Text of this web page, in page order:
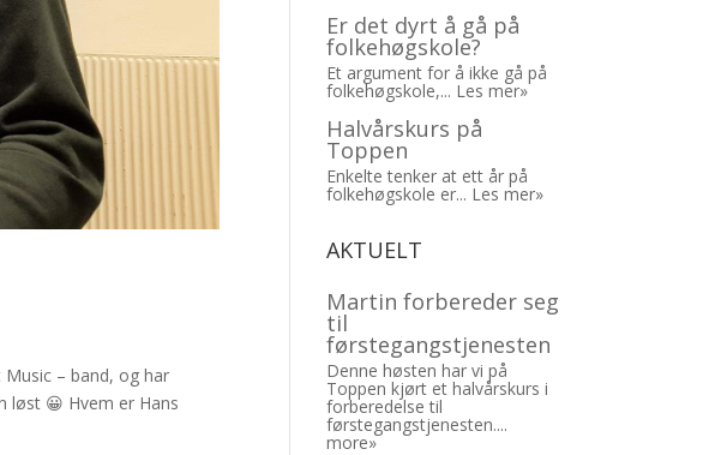
– band, og har
løst 😀 Hvem er Hans
Er det dyrt å gå på
folkehøgskole?
Et argument for å ikke gå på
folkehøgskole,... Les mer»
Halvårskurs på
Toppen
Enkelte tenker at ett år på
folkehøgskole er... Les mer»
AKTUELT
Martin forbereder seg
til
førstegangstjenesten
Denne høsten har vi på
Toppen kjørt et halvårskurs i
forberedelse til
førstegangstjenesten....
more»